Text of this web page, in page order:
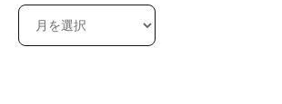
ア
ー